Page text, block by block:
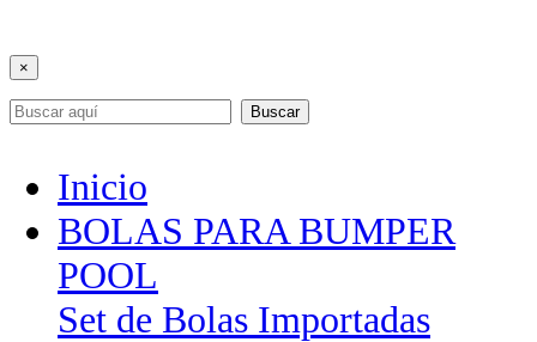
×
Buscar
Inicio
BOLAS PARA BUMPER
POOL
Set de Bolas Importadas